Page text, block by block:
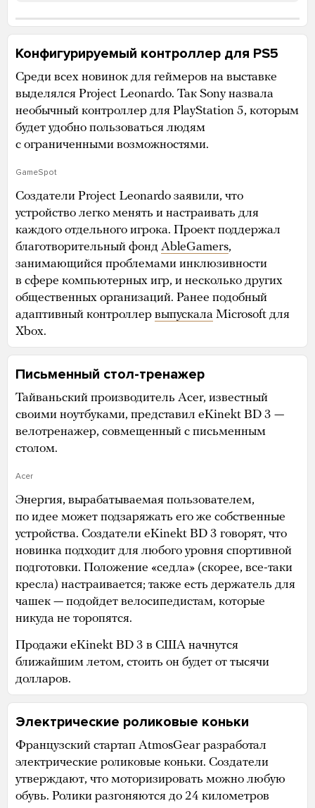
Конфигурируемый контроллер для PS5
Среди всех новинок для геймеров на выставке
выделялся Project Leonardo. Так Sony назвала
необычный контроллер для PlayStation 5, которым
будет удобно пользоваться людям
с ограниченными возможностями.
GameSpot
Создатели Project Leonardo заявили, что
устройство легко менять и настраивать для
каждого отдельного игрока. Проект поддержал
благотворительный фонд AbleGamers,
занимающийся проблемами инклюзивности
в сфере компьютерных игр, и несколько других
общественных организаций. Ранее подобный
адаптивный контроллер выпускала Microsoft для
Xbox.
Письменный стол-тренажер
Тайваньский производитель Acer, известный
своими ноутбуками, представил eKinekt BD 3 —
велотренажер, совмещенный с письменным
столом.
Acer
Энергия, вырабатываемая пользователем,
по идее может подзаряжать его же собственные
устройства. Создатели eKinekt BD 3 говорят, что
новинка подходит для любого уровня спортивной
подготовки. Положение «седла» (скорее, все-таки
кресла) настраивается; также есть держатель для
чашек — подойдет велосипедистам, которые
никуда не торопятся.
Продажи eKinekt BD 3 в США начнутся
ближайшим летом, стоить он будет от тысячи
долларов.
Электрические роликовые коньки
Французский стартап AtmosGear разработал
электрические роликовые коньки. Создатели
утверждают, что моторизировать можно любую
обувь. Ролики разгоняются до 24 километров